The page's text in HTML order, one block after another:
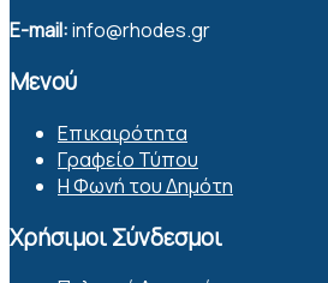
E-mail:info@rhodes.gr
Μενού
Επικαιρότητα
Γραφείο Τύπου
Η Φωνή του Δημότη
Χρήσιμοι Σύνδεσμοι